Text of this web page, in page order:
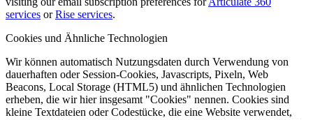
services orRise services.
Cookies und Ähnliche Technologien
Wir können automatisch Nutzungsdaten durch Verwendung von
dauerhaften oder Session-Cookies, Javascripts, Pixeln, Web
Beacons, Local Storage (HTML5) und ähnlichen Technologien
erheben, die wir hier insgesamt "Cookies" nennen. Cookies sind
kleine Textdateien oder Codestücke, die eine Website verwendet,